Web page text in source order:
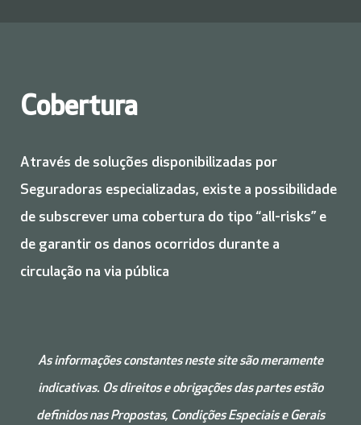
Cobertura
Através de soluções disponibilizadas por
Seguradoras especializadas, existe a possibilidade
de subscrever uma cobertura do tipo “all-risks” e
de garantir os danos ocorridos durante a
circulação na via pública
As informações constantes neste site são meramente
indicativas. Os direitos e obrigações das partes estão
definidos nas Propostas, CondiçõesEspeciais e Gerais